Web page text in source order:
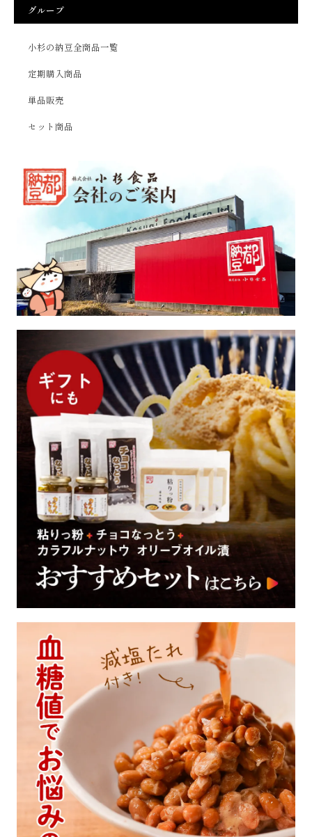
グループ
小杉の納豆全商品一覧
定期購入商品
単品販売
セット商品